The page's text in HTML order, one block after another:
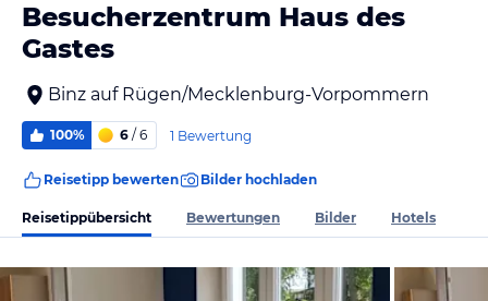
Besucherzentrum Haus des
Gastes
Binz auf Rügen/Mecklenburg-Vorpommern
100% 6 / 6 1 Bewertung
Reisetipp bewerten Bilder hochladen
Reisetippübersicht Bewertungen Bilder Hotels